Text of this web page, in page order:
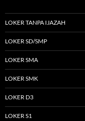
LOKER TANPA IJAZAH
LOKER SD/SMP
LOKER SMA
LOKER SMK
LOKER D3
LOKER S1